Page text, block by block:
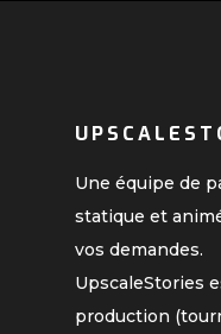
Une équipe de
statique et
vos demandes.
UpscaleStories
production